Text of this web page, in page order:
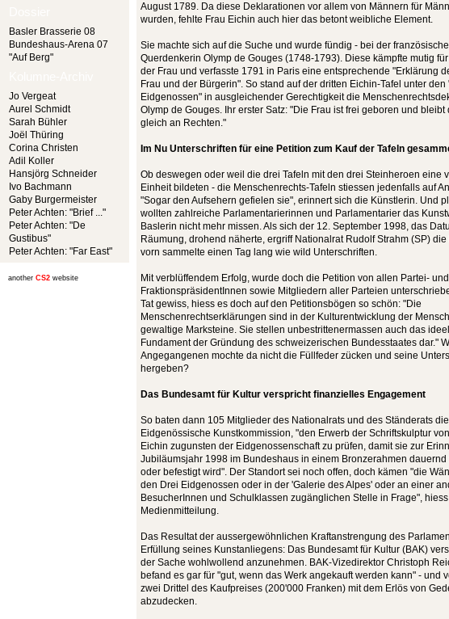
Basler Brasserie 08
Bundeshaus-Arena 07
"Auf Berg"
Jo Vergeat
Aurel Schmidt
Sarah Bühler
Joël Thüring
Corina Christen
Adil Koller
Hansjörg Schneider
Ivo Bachmann
Gaby Burgermeister
Peter Achten: "Brief ..."
Peter Achten: "De
Gustibus"
Peter Achten: "Far East"
another CS2 website
August 1789. Da diese Deklarationen vor allem von Männern für
wurden, fehlte Frau Eichin auch hier das betont weibliche Element.
Sie machte sich auf die Suche und wurde fündig - bei der
Querdenkerin Olymp de Gouges (1748-1793). Diese kämpfte mutig
der Frau und verfasste 1791 in Paris eine entsprechende "Erklärung
Frau und der Bürgerin". So stand auf der dritten Eichin-Tafel unter den
Eidgenossen" in ausgleichender Gerechtigkeit die
Olymp de Gouges. Ihr erster Satz: "Die Frau ist frei geboren und bleibt
gleich an Rechten."
Im Nu Unterschriften für eine Petition zum Kauf der Tafeln
Ob deswegen oder weil die drei Tafeln mit den drei Steinheroen eine
Einheit bildeten - die Menschenrechts-Tafeln stiessen jedenfalls auf
"Sogar den Aufsehern gefielen sie", erinnert sich die Künstlerin. Und
wollten zahlreiche Parlamentarierinnen und Parlamentarier das
Baslerin nicht mehr missen. Als sich der 12. September 1998, das
Räumung, drohend näherte, ergriff Nationalrat Rudolf Strahm (SP) die
vorn sammelte einen Tag lang wie wild Unterschriften.
Mit verblüffendem Erfolg, wurde doch die Petition von allen Partei- und
FraktionspräsidentInnen sowie Mitgliedern aller Parteien
Tat gewiss, hiess es doch auf den Petitionsbögen so schön: "Die
Menschenrechtserklärungen sind in der Kulturentwicklung der
gewaltige Marksteine. Sie stellen unbestrittenermassen auch das
Fundament der Gründung des schweizerischen Bundesstaates dar."
Angegangenen mochte da nicht die Füllfeder zücken und seine
hergeben?
Das Bundesamt für Kultur verspricht finanzielles Engagement
So baten dann 105 Mitglieder des Nationalrats und des Ständerats die
Eidgenössische Kunstkommission, "den Erwerb der Schriftskulptur
Eichin zugunsten der Eidgenossenschaft zu prüfen, damit sie zur
Jubiläumsjahr 1998 im Bundeshaus in einem Bronzerahmen dauernd
oder befestigt wird". Der Standort sei noch offen, doch kämen "die
den Drei Eidgenossen oder in der 'Galerie des Alpes' oder an einer
BesucherInnen und Schulklassen zugänglichen Stelle in Frage",
Medienmitteilung.
Das Resultat der aussergewöhnlichen Kraftanstrengung des
Erfüllung seines Kunstanliegens: Das Bundesamt für Kultur (BAK)
der Sache wohlwollend anzunehmen. BAK-Vizedirektor Christoph
befand es gar für "gut, wenn das Werk angekauft werden kann" - und
zwei Drittel des Kaufpreises (200'000 Franken) mit dem Erlös von
abzudecken.